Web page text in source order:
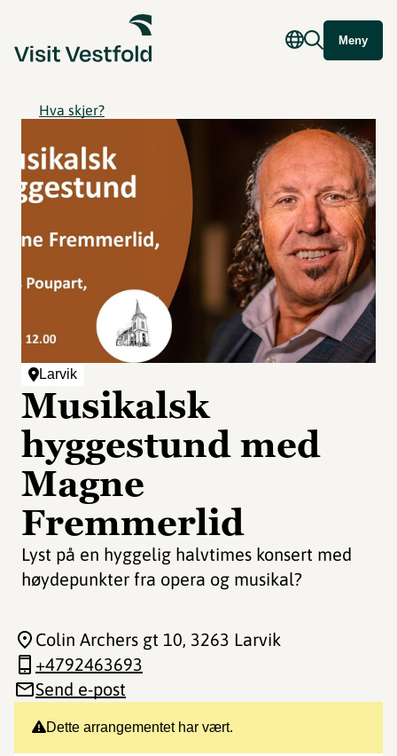
Meny
Hva skjer?
Larvik
Musikalsk
hyggestund med
Magne
Fremmerlid
Lyst på en hyggelig halvtimes konsert med
høydepunkter fra opera og musikal?
Dette arrangementet har vært.
Colin Archers gt 10, 3263 Larvik
+4792463693
Send e-post